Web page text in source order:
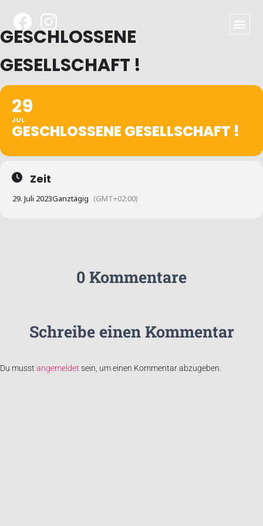
GESCHLOSSENE
GESELLSCHAFT !
29
JUL
GESCHLOSSENE GESELLSCHAFT !
Zeit
29. Juli 2023Ganztägig (GMT+02:00)
0 Kommentare
Schreibe einen Kommentar
Du musst angemeldet sein, um einen Kommentar abzugeben.